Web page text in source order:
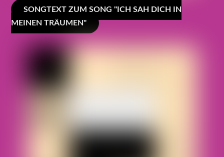
SONGTEXT ZUM SONG "ICH SAH DICH IN
MEINEN TRÄUMEN"